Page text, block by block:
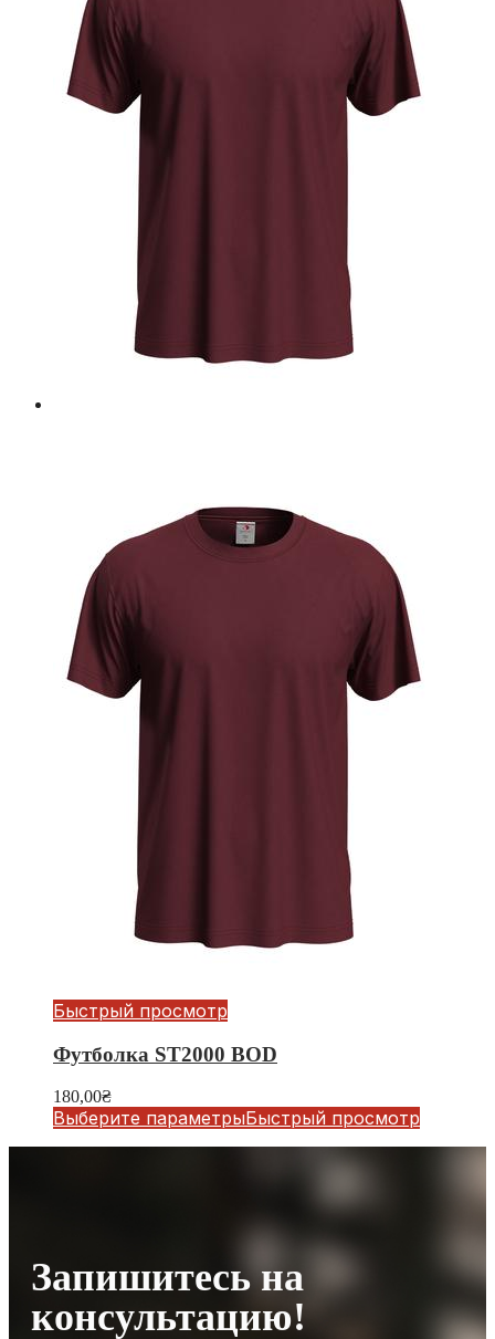
Быстрый просмотр
Футболка ST2000 BOD
180,00₴
Выберите параметрыБыстрый просмотр
Запишитесь на
консультацию!